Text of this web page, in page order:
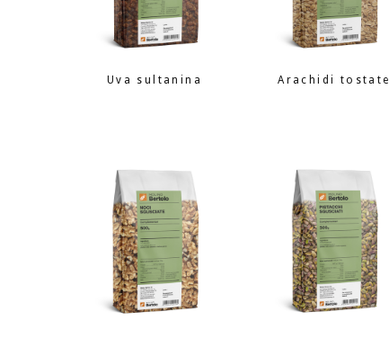
Uva sultanina Arachidi tostate